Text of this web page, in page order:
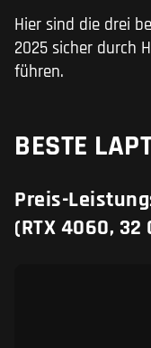
Hier sind die drei
2025 sicher durch
führen.
BESTE
Preis-
(RTX 4060, 32